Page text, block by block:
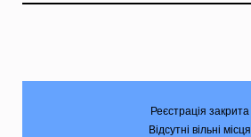
Реєстрація закрита
Відсутні вільні місця